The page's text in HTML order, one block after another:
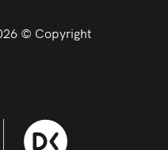
© Copyright